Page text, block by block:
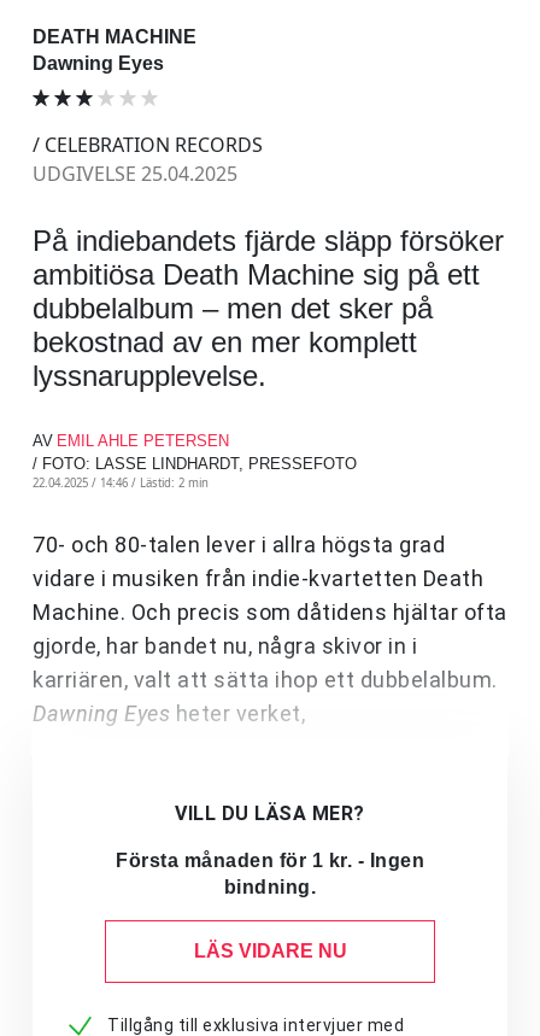
DEATH MACHINE
Dawning Eyes
/ CELEBRATION RECORDS
UDGIVELSE 25.04.2025
På indiebandets fjärde släpp försöker
ambitiösa Death Machine sig på ett
dubbelalbum – men det sker på
bekostnad av en mer komplett
lyssnarupplevelse.
AV EMIL AHLE PETERSEN
/ FOTO: LASSE LINDHARDT, PRESSEFOTO
22.04.2025 / 14:46 / Lästid: 2 min
70- och 80-talen lever i allra högsta grad
vidare i musiken från indie-kvartetten Death
Machine. Och precis som dåtidens hjältar ofta
gjorde, har bandet nu, några skivor in i
karriären, valt att sätta ihop ett dubbelalbum.
Dawning Eyes heter verket,
VILL DU LÄSA MER?
Första månaden för 1 kr. - Ingen
bindning.
LÄS VIDARE NU
Tillgång till exklusiva intervjuer med